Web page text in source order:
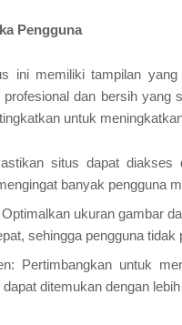
Pengguna
ini memiliki tampilan
dan bersih yang
untuk
situs dapat diakses
banyak pengguna
ukuran gambar
sehingga pengguna tidak
Pertimbangkan untuk
ditemukan dengan